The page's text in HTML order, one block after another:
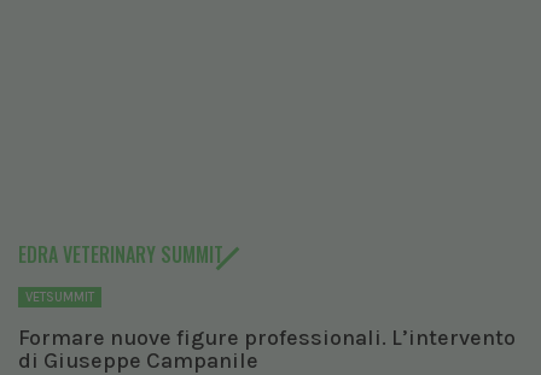
EDRA VETERINARY SUMMIT
VETSUMMIT
Formare nuove figure professionali. L’intervento
di Giuseppe Campanile